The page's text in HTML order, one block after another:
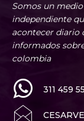
Somos un
independiente
acontecer diario
informados
colombia
311 459